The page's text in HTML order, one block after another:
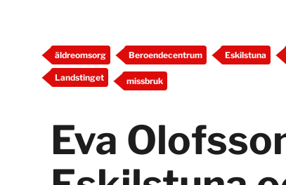
äldreomsorg Beroendecentrum Eskilstuna
Landstinget missbruk
Eva